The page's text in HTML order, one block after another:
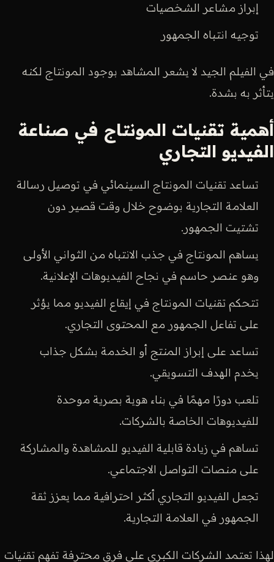
إبراز مشاعر الشخصيات
توجيه انتباه الجمهور
في الفيلم الجيد لا يشعر المشاهد بوجود المونتاج لكنه
يتأثر به بشدة.
أهمية تقنيات المونتاج في صناعة
الفيديو التجاري
تساعد تقنيات المونتاج السينمائي في توصيل رسالة
العلامة التجارية بوضوح خلال وقت قصير دون
تشتيت الجمهور.
يساهم المونتاج في جذب الانتباه من الثواني الأولى
وهو عنصر حاسم في نجاح الفيديوهات الإعلانية.
تتحكم تقنيات المونتاج في إيقاع الفيديو مما يؤثر
على تفاعل الجمهور مع المحتوى التجاري.
تساعد على إبراز المنتج أو الخدمة بشكل جذاب
يخدم الهدف التسويقي.
تلعب دورًا مهمًا في بناء هوية بصرية موحدة
للفيديوهات الخاصة بالشركات.
تساهم في زيادة قابلية الفيديو للمشاهدة والمشاركة
على منصات التواصل الاجتماعي.
تجعل الفيديو التجاري أكثر احترافية مما يعزز ثقة
الجمهور في العلامة التجارية.
لهذا تعتمد الشركات الكبرى على فرق محترفة تفهم تقنيات